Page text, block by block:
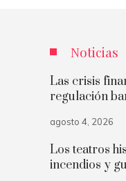
Noticias
Las crisis
regulación
agosto 4, 2026
Los teatros
incendios y